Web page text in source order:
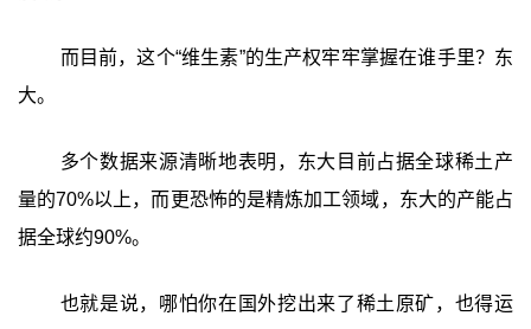
而目前，这个“维生素”的生产权牢牢掌握在谁手里？东
大。
多个数据来源清晰地表明，东大目前占据全球稀土产
量的70%以上，而更恐怖的是精炼加工领域，东大的产能占
据全球约90%。
也就是说，哪怕你在国外挖出来了稀土原矿，也得运